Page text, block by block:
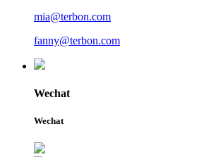
mia@terbon.com
fanny@terbon.com
Wechat
Wechat